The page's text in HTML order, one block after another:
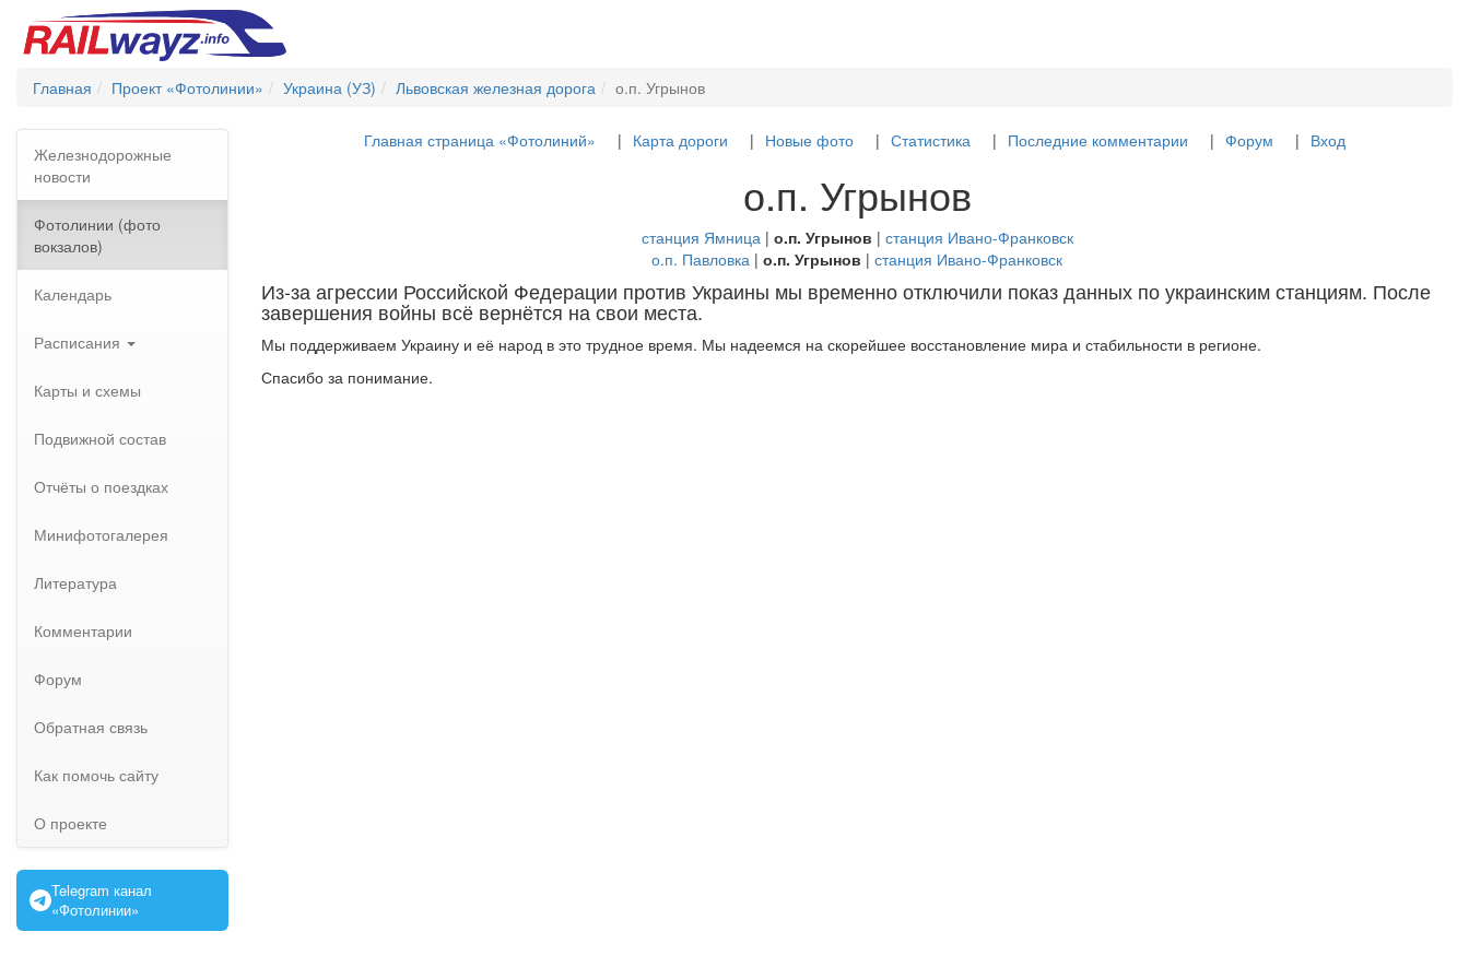
Главная Проект «Фотолинии» Украина (УЗ) Львовская железная дорога о.п. Угрынов
Железнодорожные
новости
Фотолинии (фото
вокзалов)
Календарь
Расписания
Карты и схемы
Подвижной состав
Отчёты о поездках
Минифотогалерея
Литература
Комментарии
Форум
Обратная связь
Как помочь сайту
О проекте
Telegram канал
«Фотолинии»
Главная страница «Фотолиний» Карта дороги Новые фото Статистика Последние комментарии Форум Вход
о.п. Угрынов
станция Ямница| о.п. Угрынов | станция Ивано-Франковск
о.п. Павловка | о.п. Угрынов | станция Ивано-Франковск
Из-за агрессии Российской Федерации против Украины мы временно отключили показ данных по украинским станциям. После
завершения войны всё вернётся на свои места.
Мы поддерживаем Украину и её народ в это трудное время. Мы надеемся на скорейшее восстановление мира и стабильности в регионе.
Спасибо за понимание.